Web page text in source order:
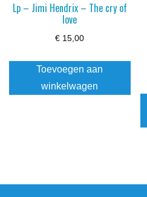
Lp – Jimi Hendrix – The cry of
love
€ 15,00
Toevoegen aan
winkelwagen